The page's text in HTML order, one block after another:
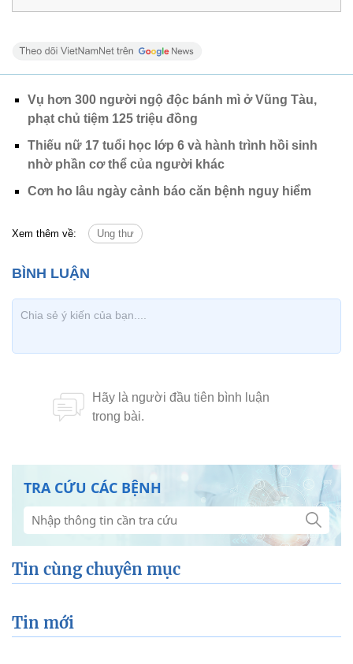
Vụ hơn 300 người ngộ độc bánh mì ở Vũng Tàu,
phạt chủ tiệm 125 triệu đồng
Thiếu nữ 17 tuổi học lớp 6 và hành trình hồi sinh
nhờ phần cơ thể của người khác
Cơn ho lâu ngày cảnh báo căn bệnh nguy hiểm
Xem thêm về: Ung thư
TRA CỨU CÁC BỆNH
Tin cùng chuyên mục
Tin mới